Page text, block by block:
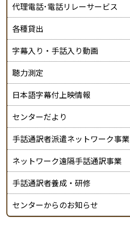
代理電話･電話リレーサービス
各種貸出
字幕入り・手話入り動画
聴力測定
日本語字幕付上映情報
センターだより
手話通訳者派遣ネットワーク事業
ネットワーク遠隔手話通訳事業
手話通訳者養成・研修
センターからのお知らせ